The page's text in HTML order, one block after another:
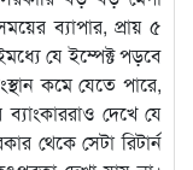
ব্যাপার, প্রায় ৫
যে ইম্পেক্ট পড়বে
কমে যেতে পারে,
দেখে যে
থেকে সেটা রিটার্ন